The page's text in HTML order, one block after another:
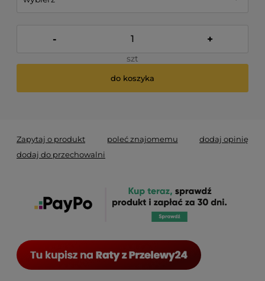
- +
szt
do koszyka
Zapytaj o produkt poleć znajomemu
dodaj opinię
dodaj do przechowalni